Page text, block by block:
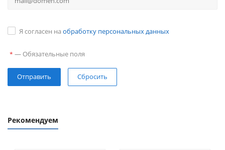
Я согласен на обработку персональных данных
* — Обязательные поля
Сбросить
Рекомендуем